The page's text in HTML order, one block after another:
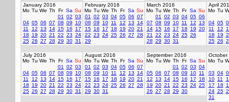
January 2016
Mo Tu We Th Fr Sa Su
01
02 03
04 05 06 07 08 09
10
11
12 13 14 15 16
17
18
19 20 21 22 23 24
25 26 27 28 29 30 31
February 2016
Mo Tu We Th Fr Sa Su
01
02 03 04 05 06 07
08 09 10 11 12 13
14
15 16 17 18 19 20 21
22 23 24 25 26 27 28
29
March 2016
Mo Tu We Th Fr Sa Su
01
02 03 04 05 06
07 08 09 10 11 12
13
14 15 16 17 18 19 20
21
22 23 24 25 26
28 29 30 31
April
Mo Tu
04 05
11
12
18
19
25 26
July 2016
Mo Tu We Th Fr Sa Su
01
02 03
04 05 06 07 08 09
10
11
12 13 14 15 16
17
18
19 20 21 22 23 24
25 26 27 28 29 30 31
August 2016
Mo Tu We Th Fr Sa Su
01
02 03 04 05 06 07
08 09 10 11 12 13
14
15 16 17 18 19 20 21
22 23 24 25 26 27 28
29 30 31
September 2016
Mo Tu We Th Fr Sa Su
01
02 03 04
05 06 07 08 09 10 11
12
13 14 15 16 17
18
19 20 21 22 23 24 25
26 27 28 29 30
October
Mo Tu
03 04
10 11
17
18
24 25
31